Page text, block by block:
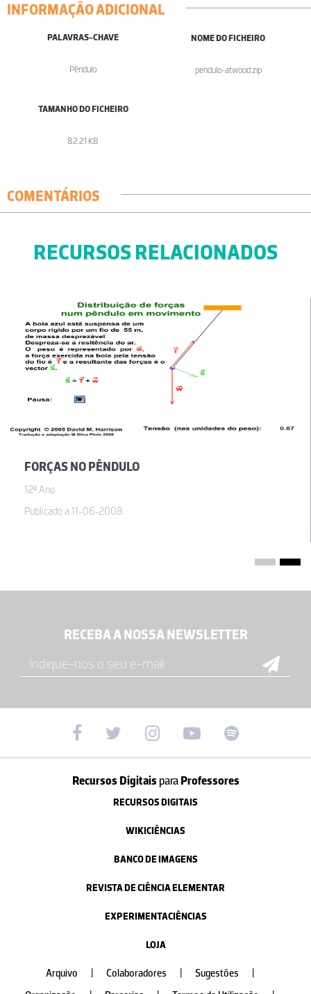
INFORMAÇÃO ADICIONAL
PALAVRAS-CHAVE
Pêndulo
NOME DO FICHEIRO
pendulo-atwood.zip
TAMANHO DO FICHEIRO
82.21 KB
COMENTÁRIOS
RECURSOS RELACIONADOS
FORÇAS NO PÊNDULO
12º Ano
Publicado a 11-06-2008
RECEBA A NOSSA NEWSLETTER
Recursos Digitais paraProfessores
RECURSOS DIGITAIS
WIKICIÊNCIAS
BANCO DE IMAGENS
REVISTA DE CIÊNCIA ELEMENTAR
EXPERIMENTACIÊNCIAS
LOJA
Arquivo Colaboradores Sugestões